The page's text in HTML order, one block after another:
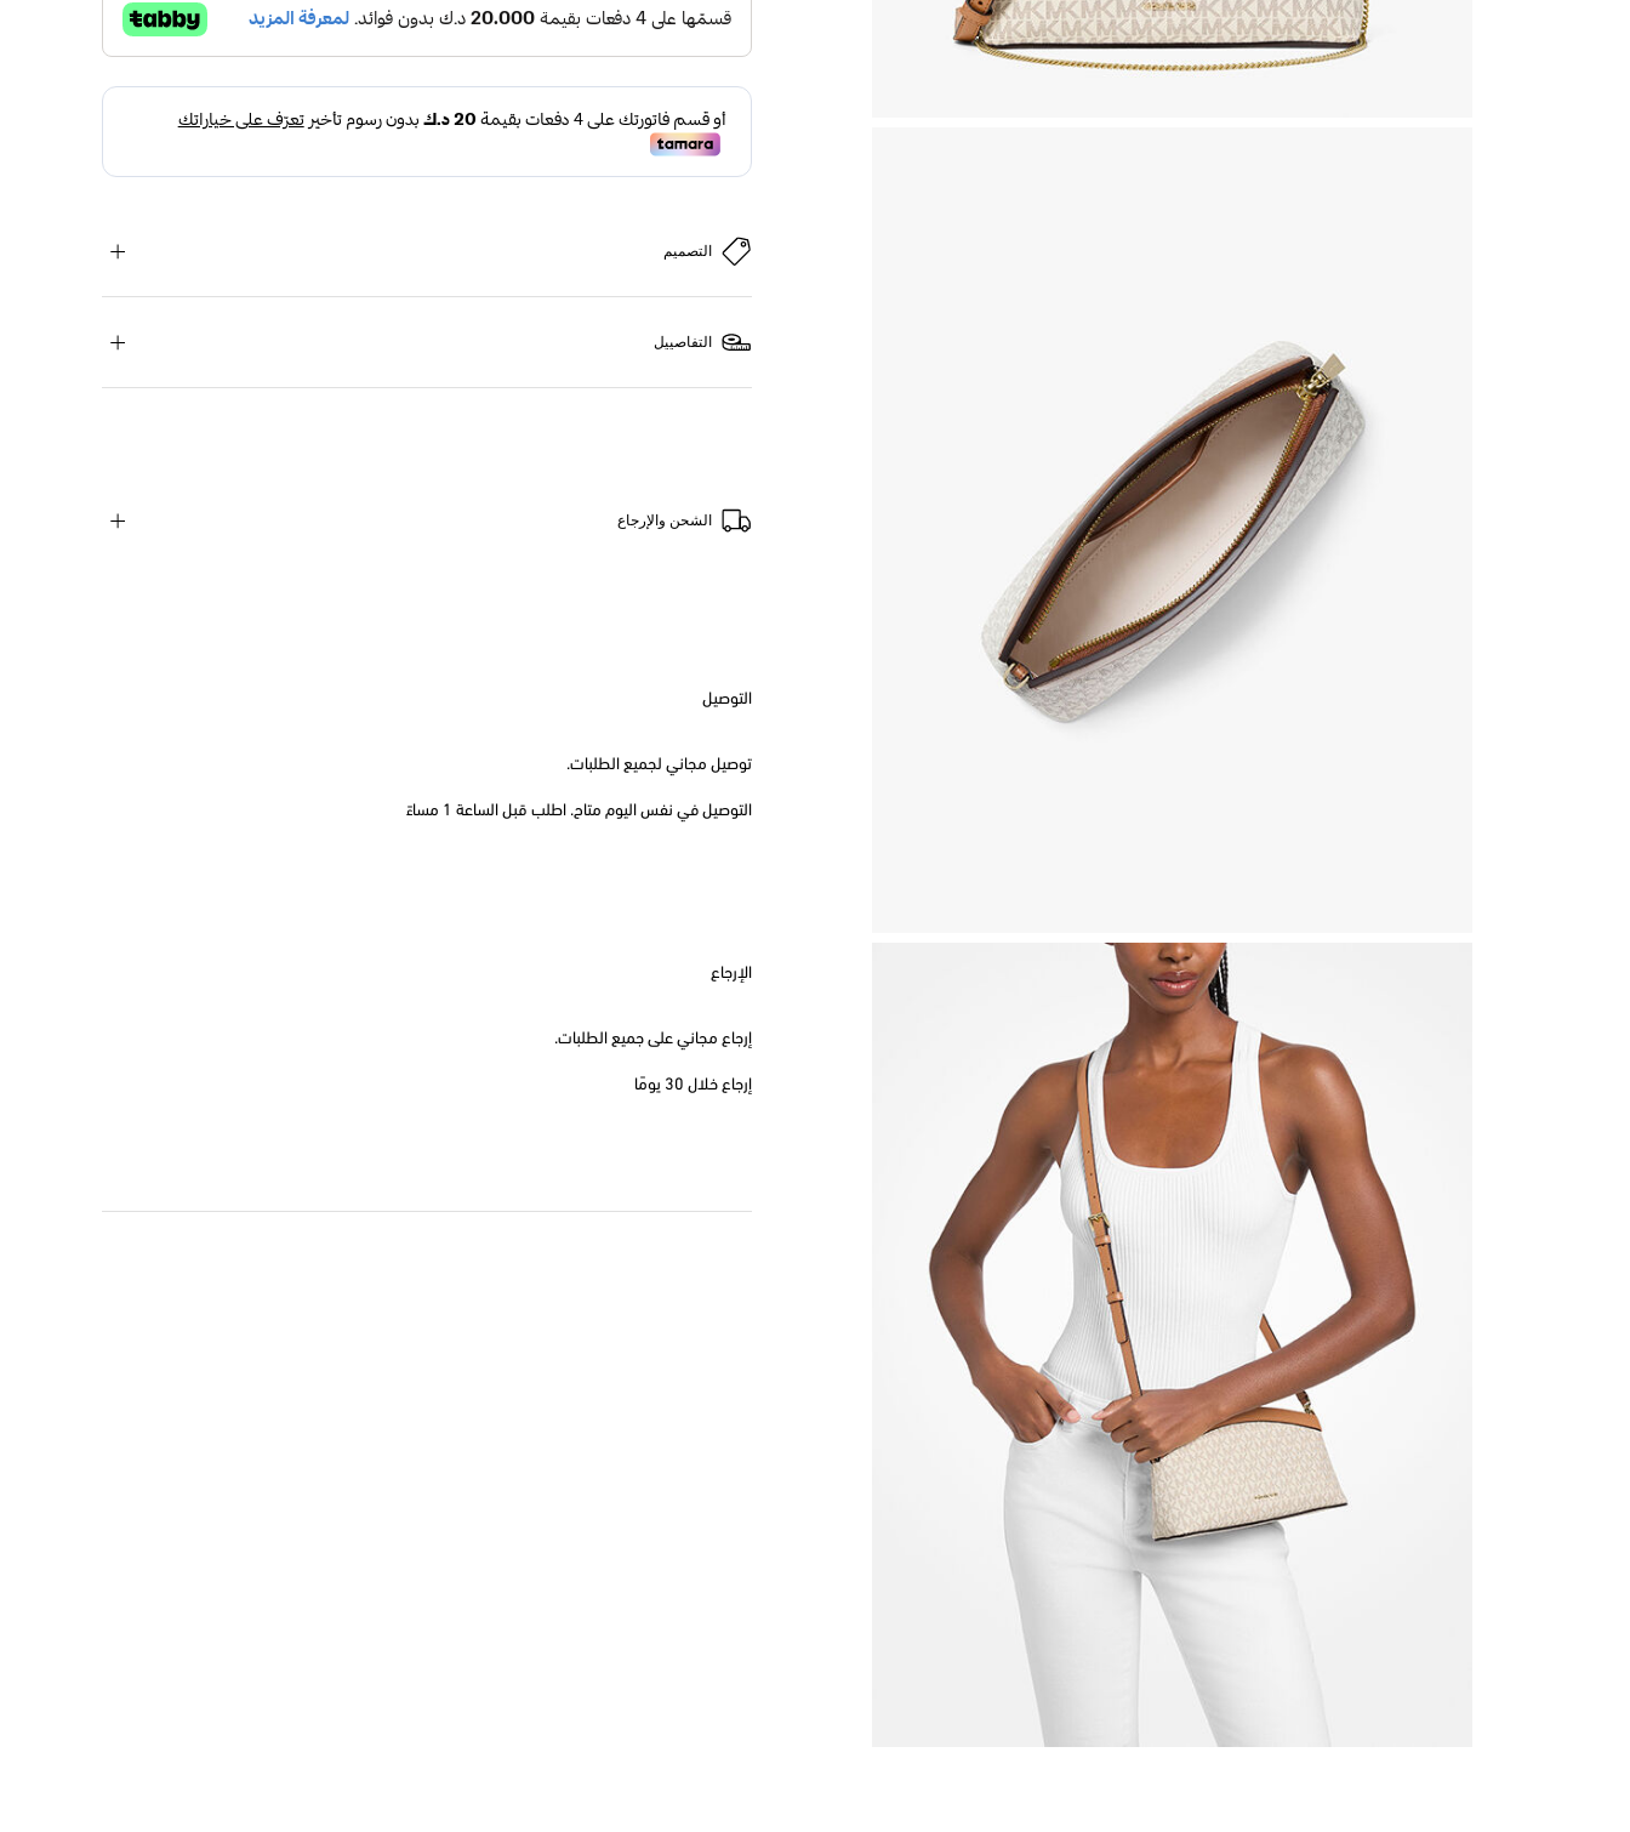
التصميم
التفاصييل
الشحن والإرجاع
التوصيل
توصيل مجاني لجميع الطلبات.
التوصيل في نفس اليوم متاح. اطلب قبل الساعة 1 مساءً
الإرجاع
إرجاع مجاني على جميع الطلبات.
إرجاع خلال 30 يومًا